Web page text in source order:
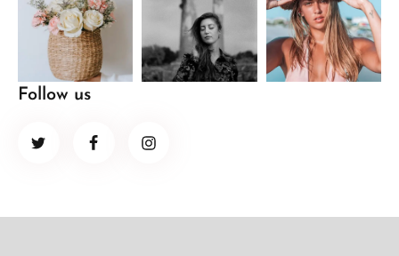
Follow us